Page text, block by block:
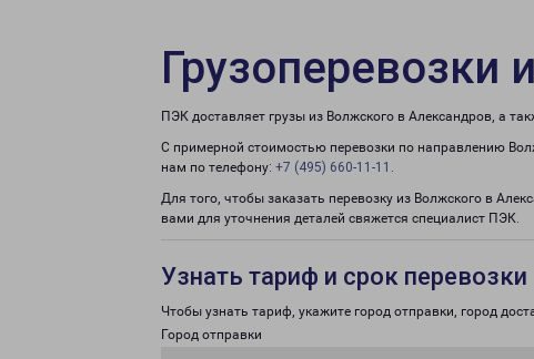
Грузоперевозки
ПЭК доставляет грузы из Волжского в Александров, а
С примерной стоимостью перевозки по направлению
нам по телефону: +7 (495) 660-11-11 .
Для того, чтобы заказать перевозку из Волжского в
вами для уточнения деталей свяжется специалист ПЭК.
Узнать тариф и срок перевозки
Чтобы узнать тариф, укажите город отправки, город
Город отправки